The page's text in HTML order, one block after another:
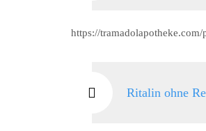
https://
Ritalin ohne